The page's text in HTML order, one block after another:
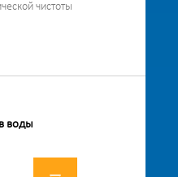
чистоты
воды